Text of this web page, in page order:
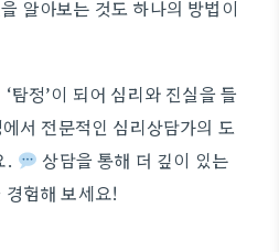
알아보는 것도 하나의 방법이
탐정’이 되어 심리와 진실을 들
서 전문적인 심리상담가의 도
.
상담을 통해 더 깊이 있는
험해 보세요!